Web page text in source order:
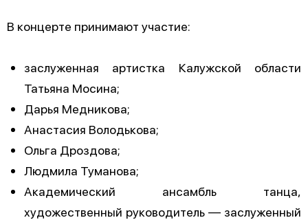
В концерте принимают участие:
заслуженная артистка Калужской области
Татьяна Мосина;
Дарья Медникова;
Анастасия Володькова;
Ольга Дроздова;
Людмила Туманова;
Академический ансамбль танца,
художественный руководитель — заслуженный